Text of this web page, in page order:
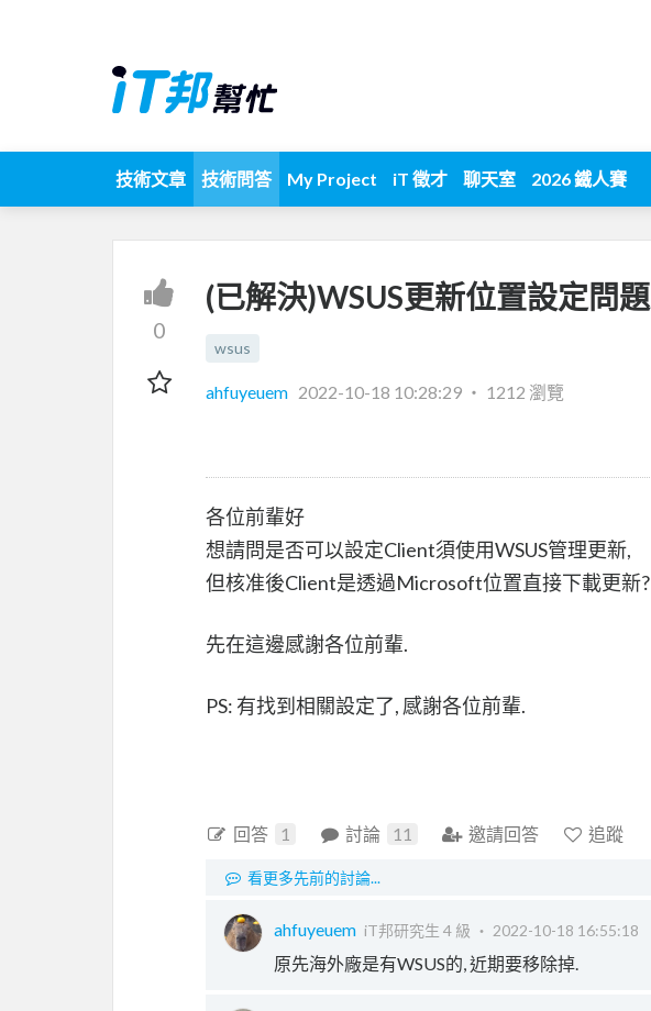
技術文章 技術問答 My Project iT 徵才 聊天室 2026 鐵人賽
0
(已解決)WSUS更新位置設定問題
wsus
ahfuyeuem 2022-10-18 10:28:29 ‧ 1212 瀏覽
各位前輩好
想請問是否可以設定Client須使用WSUS管理更新,
但核准後Client是透過Microsoft位置直接下載更新?
先在這邊感謝各位前輩.
PS: 有找到相關設定了, 感謝各位前輩.
回答 1 討論 11 邀請回答 追蹤
看更多先前的討論...
ahfuyeuem iT邦研究生 4 級 ‧ 2022-10-18 16:55:18
原先海外廠是有WSUS的, 近期要移除掉.